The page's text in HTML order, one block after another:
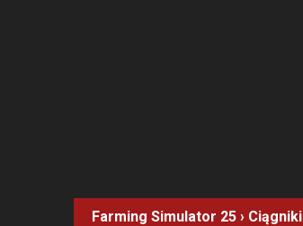
Farming Simulator 25 › Ciągniki